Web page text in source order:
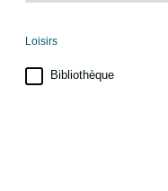
Loisirs
Bibliothèque